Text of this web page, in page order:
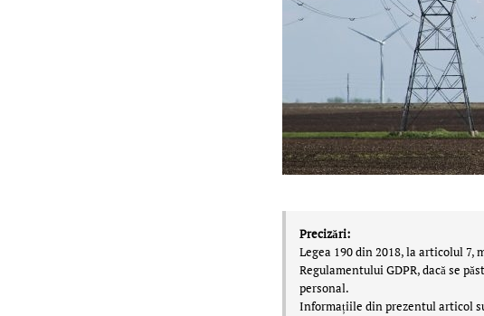
Precizări:
Legea 190 din 2018, la articolul
Regulamentului GDPR, dacă se
personal.
Informațiile din prezentul articol